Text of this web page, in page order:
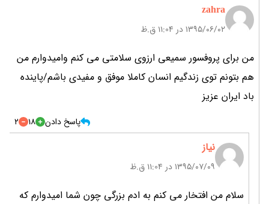
zahra
۱۳۹۵/۰۶/۰۲ در 11:04 ق.ظ
من برای پروفسور سمیعی ارزوی سلامتی می کنم وامیدوارم من
هم بتونم توی زندگیم انسان کاملا موفق و مفیدی باشم/پاینده
باد ایران عزیز
پاسخ دادن 18
2
نياز
۱۳۹۵/۰۷/۰۹ در 11:04 ق.ظ
سلام من افتخار می کنم به ادم بزرگی چون شما اميدوارم که